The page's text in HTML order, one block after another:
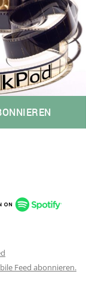
Feed abonnieren.